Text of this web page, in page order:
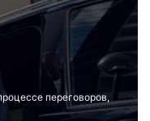
переговоров,